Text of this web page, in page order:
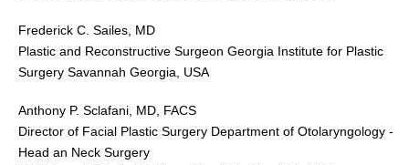
Frederick C. Sailes, MD
Plastic and Reconstructive Surgeon Georgia Institute for Plastic
Surgery Savannah Georgia, USA
Anthony P. Sclafani, MD, FACS
Director of Facial Plastic Surgery Department of Otolaryngology -
Head an Neck Surgery